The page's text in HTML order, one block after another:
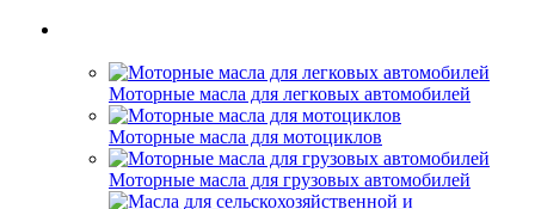
Моторные масла для легковых автомобилей
Моторные масла для мотоциклов
Моторные масла для грузовых автомобилей